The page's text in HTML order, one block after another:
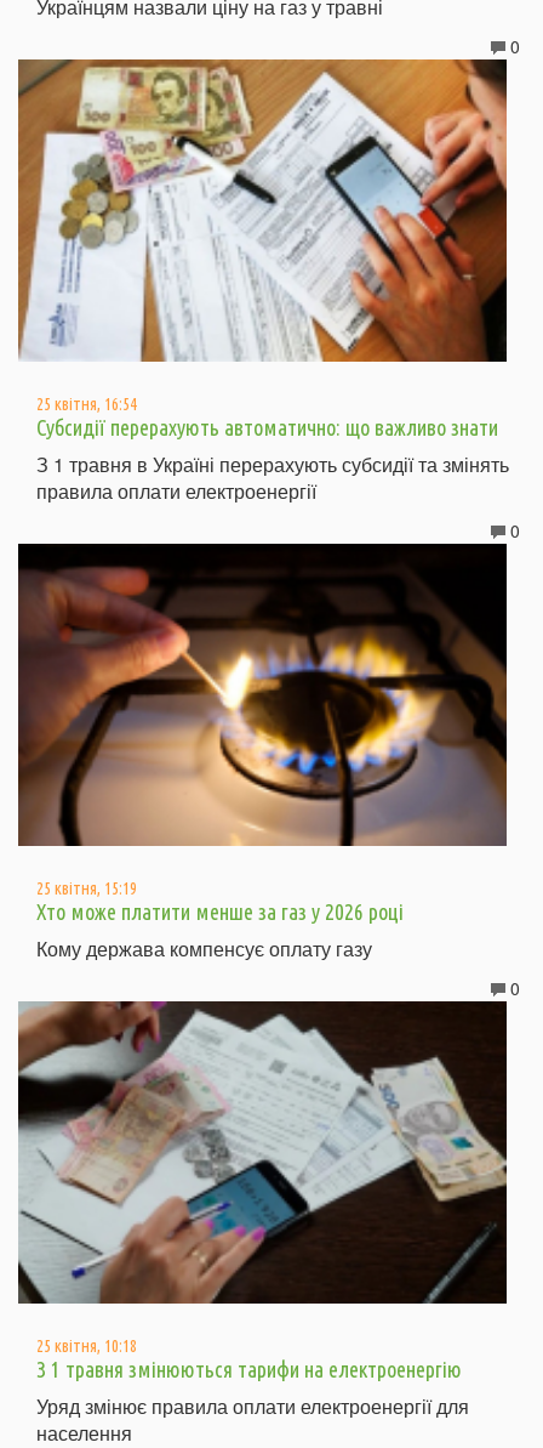
Українцям назвали ціну на газ у травні
0
25 квітня, 16:54
Субсидії перерахують автоматично: що важливо знати
З 1 травня в Україні перерахують субсидії та змінять
правила оплати електроенергії
0
25 квітня, 15:19
Хто може платити менше за газ у 2026 році
Кому держава компенсує оплату газу
0
25 квітня, 10:18
З 1 травня змінюються тарифи на електроенергію
Уряд змінює правила оплати електроенергії для
населення